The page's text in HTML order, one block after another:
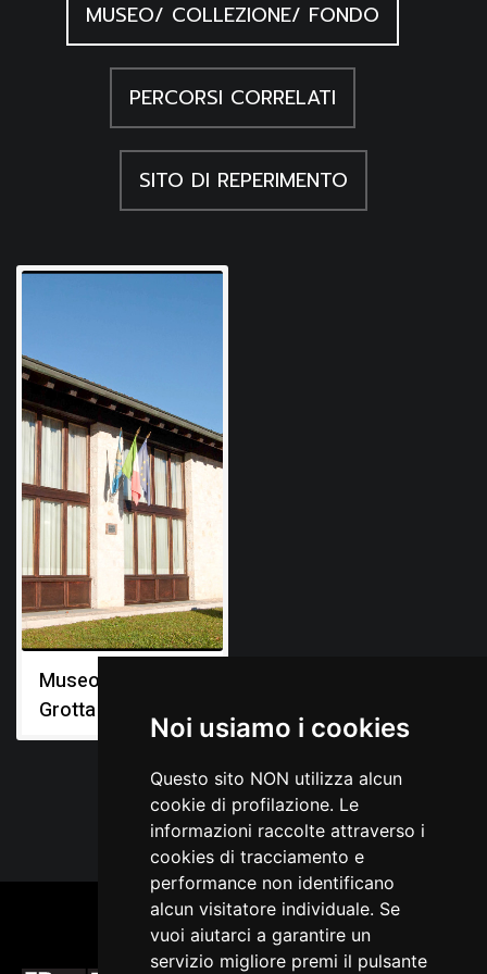
Noi usiamo i cookies
Questo sito NON utilizza alcun
cookie di profilazione. Le
informazioni raccolte attraverso i
cookies di tracciamento e
performance non identificano
alcun visitatore individuale. Se
vuoi aiutarci a garantire un
servizio migliore premi il pulsante
MUSEO/ COLLEZIONE/ FONDO
PERCORSI CORRELATI
SITO DI REPERIMENTO
Museo della
Grotta di Pradis